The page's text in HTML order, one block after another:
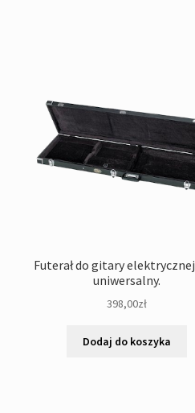
Futerał do gitary elektrycznej
uniwersalny.
398,00zł
Dodaj do koszyka